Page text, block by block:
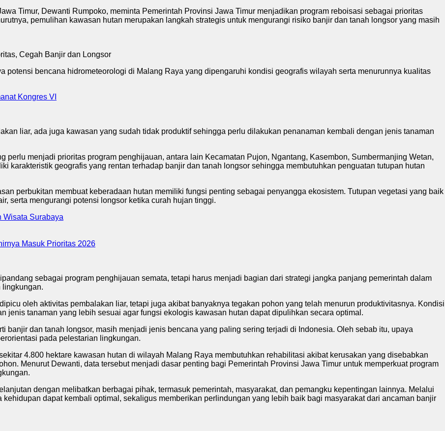
Timur, Dewanti Rumpoko, meminta Pemerintah Provinsi Jawa Timur menjadikan program reboisasi sebagai prioritas
pemulihan kawasan hutan merupakan langkah strategis untuk mengurangi risiko banjir dan tanah longsor yang masih
potensi bencana hidrometeorologi di Malang Raya yang dipengaruhi kondisi geografis wilayah serta menurunnya kualitas
Kongres VI
liar, ada juga kawasan yang sudah tidak produktif sehingga perlu dilakukan penanaman kembali dengan jenis tanaman
perlu menjadi prioritas program penghijauan, antara lain Kecamatan Pujon, Ngantang, Kasembon, Sumbermanjing Wetan,
karakteristik geografis yang rentan terhadap banjir dan tanah longsor sehingga membutuhkan penguatan tutupan hutan
perbukitan membuat keberadaan hutan memiliki fungsi penting sebagai penyangga ekosistem. Tutupan vegetasi yang baik
serta mengurangi potensi longsor ketika curah hujan tinggi.
Wisata Surabaya
Masuk Prioritas 2026
sebagai program penghijauan semata, tetapi harus menjadi bagian dari strategi jangka panjang pemerintah dalam
lingkungan.
oleh aktivitas pembalakan liar, tetapi juga akibat banyaknya tegakan pohon yang telah menurun produktivitasnya. Kondisi
jenis tanaman yang lebih sesuai agar fungsi ekologis kawasan hutan dapat dipulihkan secara optimal.
banjir dan tanah longsor, masih menjadi jenis bencana yang paling sering terjadi di Indonesia. Oleh sebab itu, upaya
pada pelestarian lingkungan.
4.800 hektare kawasan hutan di wilayah Malang Raya membutuhkan rehabilitasi akibat kerusakan yang disebabkan
Menurut Dewanti, data tersebut menjadi dasar penting bagi Pemerintah Provinsi Jawa Timur untuk memperkuat program
dengan melibatkan berbagai pihak, termasuk pemerintah, masyarakat, dan pemangku kepentingan lainnya. Melalui
dapat kembali optimal, sekaligus memberikan perlindungan yang lebih baik bagi masyarakat dari ancaman banjir